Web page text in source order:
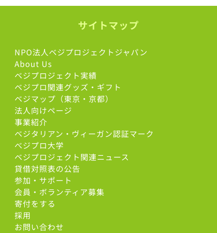
サイトマップ
NPO法人ベジプロジェクトジャパン
About Us
ベジプロジェクト実績
ベジプロ関連グッズ・ギフト
ベジマップ（東京・京都）
法人向けページ
事業紹介
ベジタリアン・ヴィーガン認証マーク
べジプロ大学
ベジプロジェクト関連ニュース
貸借対照表の公告
参加・サポート
会員・ボランティア募集
寄付をする
採用
お問い合わせ